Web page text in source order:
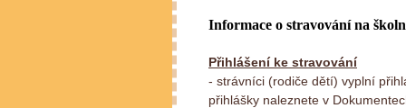
Informace o stravování na
Přihlášení ke stravování
- strávníci (rodiče dětí) vyplní
přihlášky naleznete v